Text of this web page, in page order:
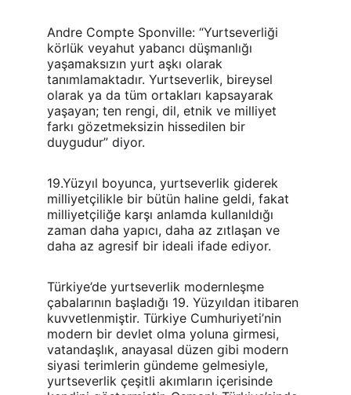
Andre Compte Sponville: “Yurtseverliği
körlük veyahut yabancı düşmanlığı
yaşamaksızın yurt aşkı olarak
tanımlamaktadır. Yurtseverlik, bireysel
olarak ya da tüm ortakları kapsayarak
yaşayan; ten rengi, dil, etnik ve milliyet
farkı gözetmeksizin hissedilen bir
duygudur” diyor.
19.Yüzyıl boyunca, yurtseverlik giderek
milliyetçilikle bir bütün haline geldi, fakat
milliyetçiliğe karşı anlamda kullanıldığı
zaman daha yapıcı, daha az zıtlaşan ve
daha az agresif bir ideali ifade ediyor.
Türkiye’de yurtseverlik modernleşme
çabalarının başladığı 19. Yüzyıldan itibaren
kuvvetlenmiştir. Türkiye Cumhuriyeti’nin
modern bir devlet olma yoluna girmesi,
vatandaşlık, anayasal düzen gibi modern
siyasi terimlerin gündeme gelmesiyle,
yurtseverlik çeşitli akımların içerisinde